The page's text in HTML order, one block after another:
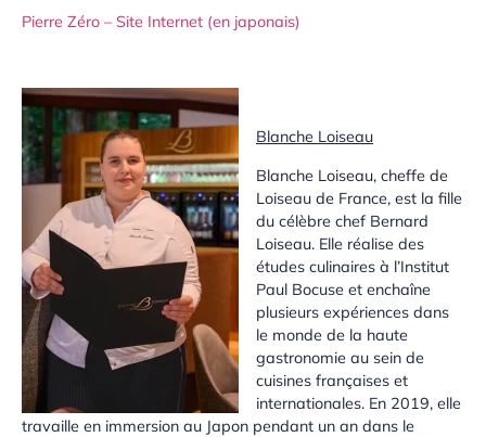
Pierre Zéro – Site Internet (en japonais)
Blanche Loiseau
Blanche Loiseau, cheffe de
Loiseau de France, est la fille
du célèbre chef Bernard
Loiseau. Elle réalise des
études culinaires à l’Institut
Paul Bocuse et enchaîne
plusieurs expériences dans
le monde de la haute
gastronomie au sein de
cuisines françaises et
internationales. En 2019, elle
travaille en immersion au Japon pendant un an dans le